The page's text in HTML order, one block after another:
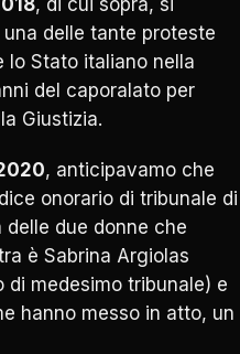
, di cui sopra, si
delle tante proteste
lo Stato italiano nella
del caporalato per
Giustizia.
, anticipavamo che
onorario di tribunale di
delle due donne che
è Sabrina Argiolas
di medesimo tribunale) e
hanno messo in atto, un